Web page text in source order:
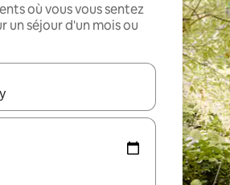
où vous vous sentez
un séjour d'un mois ou
utilisez les flèches vers le haut et